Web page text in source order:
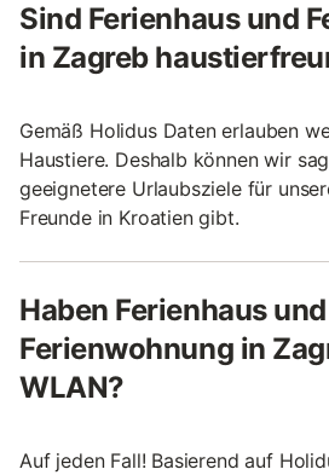
Sind Ferienhaus und
in Zagreb
Gemäß Holidus Daten erlauben
Haustiere. Deshalb können wir
geeignetere Urlaubsziele für
Freunde in Kroatien gibt.
Haben Ferienhaus und
Ferienwohnung in
WLAN?
Auf jeden Fall! Basierend auf